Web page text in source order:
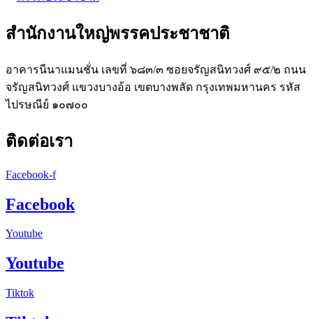
สำนักงานใหญ่พรรคประชาชาติ
อาคารนีนาแมนชั่น เลขที่ ๖๘๓/๓ ซอยจรัญสนิทวงศ์ ๙๕/๒ ถนน
จรัญสนิทวงศ์ แขวงบางอ้อ เขตบางพลัด กรุงเทพมหานคร รหัส
ไปรษณีย์ ๑๐๗๐๐
ติดต่อเรา
Facebook-f
Facebook
Youtube
Youtube
Tiktok